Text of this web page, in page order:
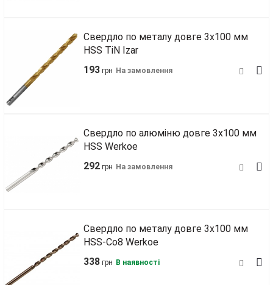
Свердло по металу довге 3х100 мм
HSS TiN Izar
193 грн На замовлення
Свердло по алюміню довге 3х100 мм
HSS Werkoe
292 грн На замовлення
Свердло по металу довге 3х100 мм
HSS‑Co8 Werkoe
338 грн В наявності